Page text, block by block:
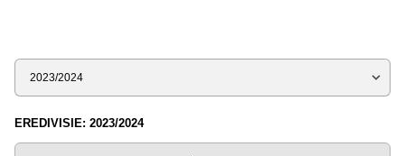
Sezona
EREDIVISIE: 2023/2024